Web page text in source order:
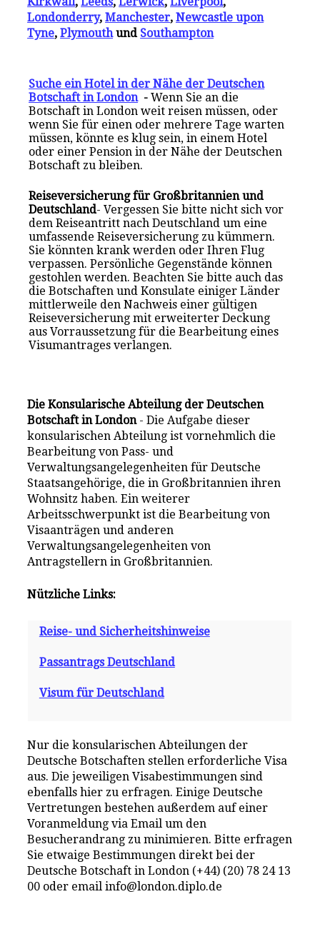
Londonderry,Manchester,Newcastle upon
Tyne,Plymouthund Southampton
Suche ein Hotel in der Nähe der Deutschen
Botschaft in London -Wenn Sie an die
Botschaft in London weit reisen müssen, oder
wenn Sie für einen oder mehrere Tage warten
müssen, könnte es klug sein, in einem Hotel
oder einer Pension in der Nähe der Deutschen
Botschaft zu bleiben.
Reiseversicherung für Großbritannien und
Deutschland- Vergessen Sie bitte nicht sich vor
dem Reiseantritt nach Deutschland um eine
umfassende Reiseversicherung zu kümmern.
Sie könnten krank werden oder Ihren Flug
verpassen. Persönliche Gegenstände können
gestohlen werden. Beachten Sie bitte auch das
die Botschaften und Konsulate einiger Länder
mittlerweile den Nachweis einer gültigen
Reiseversicherung mit erweiterter Deckung
aus Vorraussetzung für die Bearbeitung eines
Visumantrages verlangen.
Die Konsularische Abteilung der Deutschen
Botschaft in London- Die Aufgabe dieser
konsularischen Abteilung ist vornehmlich die
Bearbeitung von Pass- und
Verwaltungsangelegenheiten für Deutsche
Staatsangehörige, die in Großbritannien ihren
Wohnsitz haben. Ein weiterer
Arbeitsschwerpunkt ist die Bearbeitung von
Visaanträgen und anderen
Verwaltungsangelegenheiten von
Antragstellern in Großbritannien.
Nützliche Links:
Reise- und Sicherheitshinweise
Passantrags Deutschland
Visum für Deutschland
Nur die konsularischen Abteilungen der
Deutsche Botschaften stellen erforderliche Visa
aus. Die jeweiligen Visabestimmungen sind
ebenfalls hier zu erfragen. Einige Deutsche
Vertretungen bestehen außerdem auf einer
Voranmeldung via Email um den
Besucherandrang zu minimieren. Bitte erfragen
Sie etwaige Bestimmungen direkt bei der
Deutsche Botschaft in London (+44) (20) 78 24 13
00 oder email info@london.diplo.de